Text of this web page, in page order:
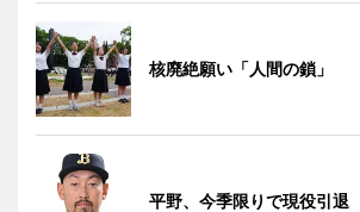
核廃絶願い「人間の鎖」
平野、今季限りで現役引